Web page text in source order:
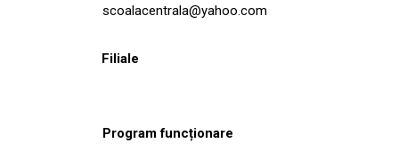
scoalacentrala@yahoo.com
Filiale
Program funcționare